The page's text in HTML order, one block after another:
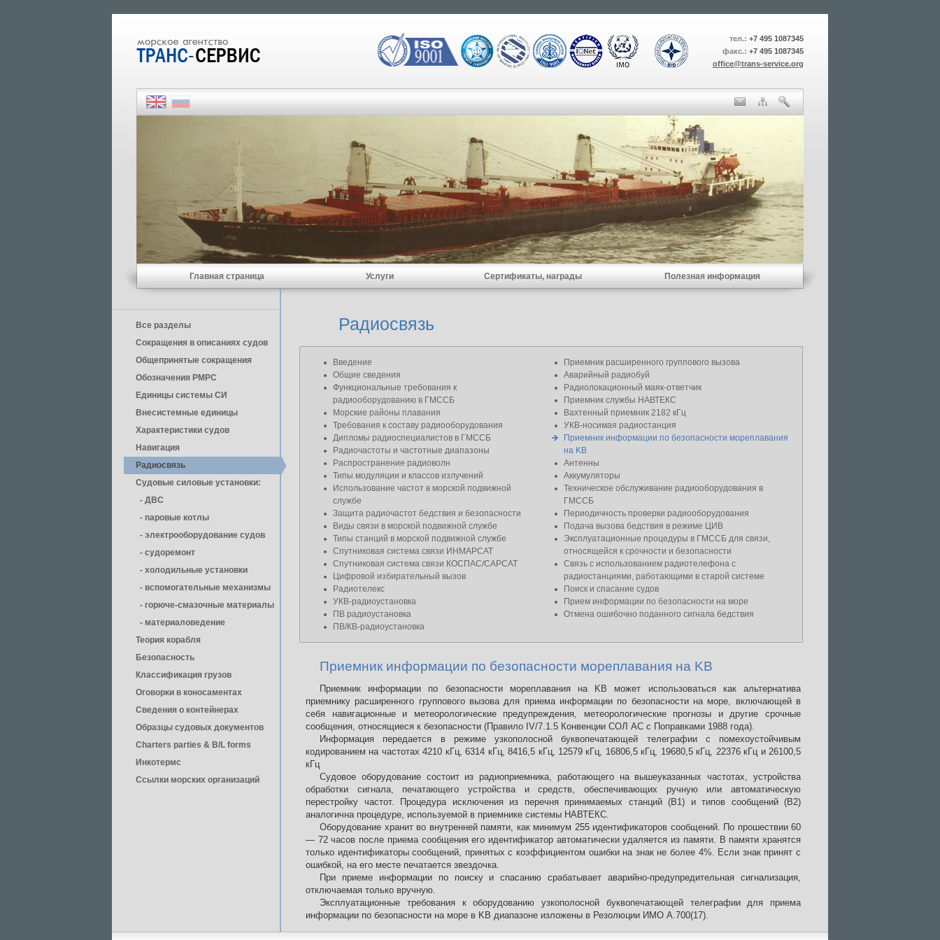
тел.: +7 495 1087345
факс.: +7 495 1087345
office@trans-service.org
Главная страница Услуги Сертификаты, награды Полезная информация
Все разделы
Сокращения в описаниях судов
Общепринятые сокращения
Обозначения РМРС
Единицы cистемы СИ
Внесистемные единицы
Характеристики судов
Навигация
Радиосвязь
Судовые силовые установки:
- ДВС
- паровые котлы
- электрооборудование судов
- cудоремонт
- холодильные установки
- вспомогательные механизмы
- горюче-смазочные материалы
- материаловедение
Теория корабля
Безопасность
Классификация грузов
Оговорки в коносаментах
Сведения о контейнерах
Образцы судовых документов
Charters parties & B/L forms
Инкотермс
Ссылки морских организаций
Радиосвязь
Введение
Общие сведения
Функциональные требования к
радиооборудованию в ГМССБ
Морские районы плавания
Требования к составу радиооборудования
Дипломы радиоспециалистов в ГМССБ
Радиочастоты и частотные диапазоны
Распространение радиоволн
Типы модуляции и классов излучений
Использование частот в морской подвижной
службе
Защита радиочастот бедствия и безопасности
Виды связи в морской подвижной службе
Типы станций в морской подвижной службе
Спутниковая система связи ИНМАРСАТ
Спутниковая система связи КОСПАС/САРСАТ
Цифровой избирательный вызов
Радиотелекс
УКВ-радиоустановка
ПВ радиоустановка
ПВ/КВ-радиоустановка
Приемник расширенного группового вызова
Аварийный радиобуй
Радиолокационный маяк-ответчик
Приемник службы НАВТЕКС
Вахтенный приемник 2182 кГц
УКВ-носимая радиостанция
Приемник информации по безопасности мореплавания
на KB
Антенны
Аккумуляторы
Техническое обслуживание радиооборудования в
ГМССБ
Периодичность проверки радиооборудования
Подача вызова бедствия в режиме ЦИВ
Эксплуатационные процедуры в ГМССБ для связи,
относящейся к срочности и безопасности
Связь с использованием радиотелефона с
радиостанциями, работающими в старой системе
Поиск и спасание судов
Прием информации по безопасности на море
Отмена ошибочно поданного сигнала бедствия
Приемник информации по безопасности мореплавания на KB
Приемник информации по безопасности мореплавания на KB может использоваться как альтернатива
приемнику расширенного группового вызова для приема информации по безопасности на море, включающей в
себя навигационные и метеорологические предупреждения, метеорологические прогнозы и другие срочные
сообщения, относящиеся к безопасности (Правило IV/7.1.5 Конвенции СОЛ АС с Поправками 1988 года).
Информация передается в режиме узкополосной буквопечатающей телеграфии с помехоустойчивым
кодированием на частотах 4210 кГц, 6314 кГц, 8416,5 кГц, 12579 кГц, 16806,5 кГц, 19680,5 кГц, 22376 кГц и 26100,5
кГц
Судовое оборудование состоит из радиоприемника, работающего на вышеуказанных частотах, устройства
обработки сигнала, печатающего устройства и средств, обеспечивающих ручную или автоматическую
перестройку частот. Процедура исключения из перечня принимаемых станций (В1) и типов сообщений (В2)
аналогична процедуре, используемой в приемнике системы НАВТЕКС.
Оборудование хранит во внутренней памяти, как минимум 255 идентификаторов сообщений. По прошествии 60
— 72 часов после приема сообщения его идентификатор автоматически удаляется из памяти. В памяти хранятся
только идентификаторы сообщений, принятых с коэффициентом ошибки на знак не более 4%. Если знак принят с
ошибкой, на его месте печатается звездочка.
При приеме информации по поиску и спасанию срабатывает аварийно-предупредительная сигнализация,
отключаемая только вручную.
Эксплуатационные требования к оборудованию узкополосной буквопечатающей телеграфии для приема
информации по безопасности на море в KB диапазоне изложены в Резолюции ИМО А.700(17).